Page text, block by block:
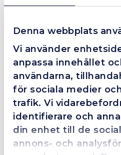
Denna webbplats
Vi använder
anpassa innehållet
användarna,
för sociala medier
trafik. Vi
identifierare och
din enhet till de
annons- och
4.4
Beskrivning
RIMAC Mapkitbox Original
RIMAC Mapkitbox Original är
brännarhandtag med